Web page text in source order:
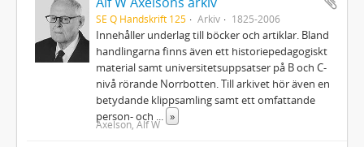
SE Q Handskrift 125 Arkiv 1825-2006
Innehåller underlag till böcker och artiklar. Bland
handlingarna finns även ett historiepedagogiskt
material samt universitetsuppsatser på B och C-
nivå rörande Norrbotten. Till arkivet hör även en
betydande klippsamling samt ett omfattande
person- och
»
Axelson, Alf W